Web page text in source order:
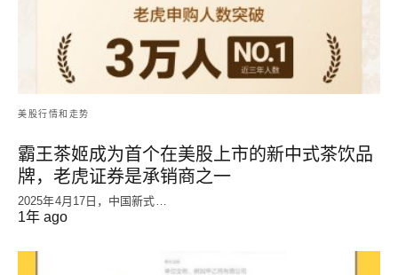
美股行情和走势
霸王茶姬成为首个在美股上市的新中式茶饮品
牌，老虎证券是承销商之一
2025年4月17日，中国新式…
1年 ago